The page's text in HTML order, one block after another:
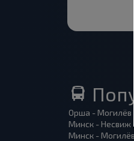
Орша - Могилёв
Минск - Несвиж
Минск - Могилёв